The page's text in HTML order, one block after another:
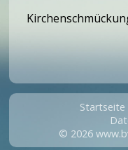
Startseite
© 2026